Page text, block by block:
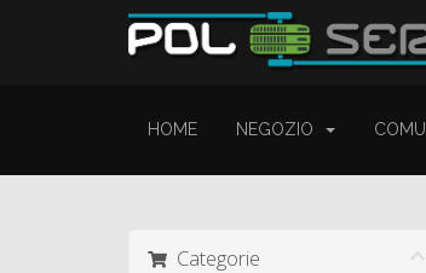
HOME NEGOZIO
Categorie